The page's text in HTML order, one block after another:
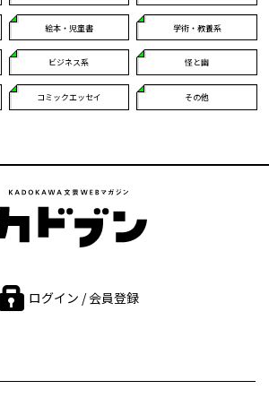
絵本・児童書 学術・教養系
ビジネス系 怪と幽
コミックエッセイ その他
ログイン / 会員登録